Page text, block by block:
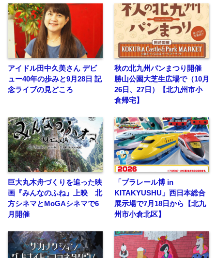
アイドル田中久美さん デビ
ュー40年の歩みと9月28日 記
念ライブの見どころ
秋の北九州パンまつり開催
勝山公園大芝生広場で（10月
26日、27日）【北九州市小
倉帰宅】
巨大丸木舟づくりを追った映
画『みんなのふね』上映 北
方シネマとMoGAシネマで6
月開催
「プラレール博 in
KITAKYUSHU」西日本総合
展示場で7月18日から【北九
州市小倉北区】